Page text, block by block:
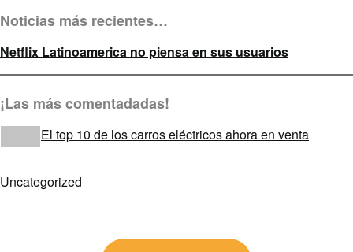
Noticias más recientes…
Netflix Latinoamerica no piensa en sus usuarios
¡Las más comentadadas!
El top 10 de los carros eléctricos ahora en venta
Uncategorized